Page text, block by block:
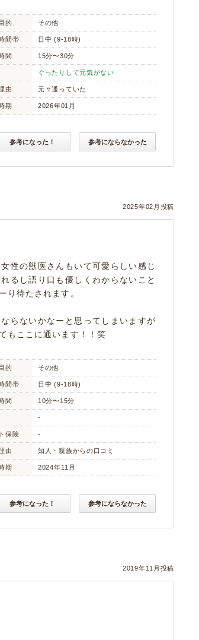
的 その他
間帯 日中 (9-18時)
間 15分〜30分
ぐったりして元気がない
由 元々通っていた
期 2026年01月
参考になった！ 参考にならなかった
2025年02月投稿
性の獣医さんもいて可愛らしい感じ
るし語り口も優しくわからないこと
り待たされます。
らないかなーと思ってしまいますが
もここに通います！！笑
的 その他
間帯 日中 (9-18時)
間 10分〜15分
-
保険 -
由 知人・親族からの口コミ
期 2024年11月
参考になった！ 参考にならなかった
2019年11月投稿